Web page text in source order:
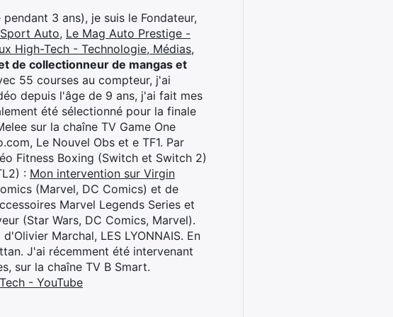
3 ans), je suis le Fondateur,
Auto, Le Mag Auto Prestige -
High-Tech - Technologie, Médias,
de collectionneur de mangas et
55 courses au compteur, j'ai
depuis l'âge de 9 ans, j'ai fait mes
été sélectionné pour la finale
sur la chaîne TV Game One
Le Nouvel Obs et e TF1. Par
Fitness Boxing (Switch et Switch 2)
: Mon intervention sur Virgin
(Marvel, DC Comics) et de
Marvel Legends Series et
(Star Wars, DC Comics, Marvel).
Marchal, LES LYONNAIS. En
J'ai récemment été intervenant
sur la chaîne TV B Smart.
- YouTube